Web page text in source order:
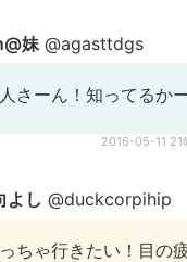
妹@agasttdgs
さーん！知ってるか
2016-05-11 21
よし @duckcorpihip
ちゃ行きたい！目の